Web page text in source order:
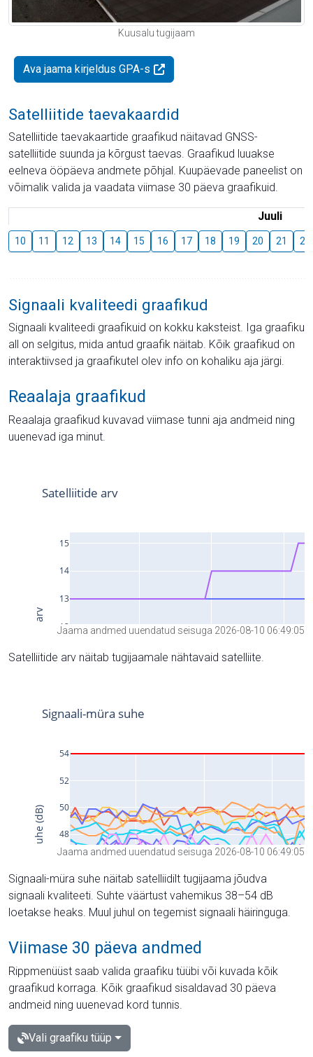
Kuusalu tugijaam
Ava jaama kirjeldus GPA-s
Satelliitide taevakaardid
Satelliitide taevakaartide graafikud näitavad GNSS-
satelliitide suunda ja kõrgust taevas. Graafikud luuakse
eelneva ööpäeva andmete põhjal. Kuupäevade paneelist on
võimalik valida ja vaadata viimase 30 päeva graafikuid.
Juuli
10 11 12 13 14 15 16 17 18 19 20 21 22
Signaali kvaliteedi graafikud
Signaali kvaliteedi graafikuid on kokku kaksteist. Iga graafiku
all on selgitus, mida antud graafik näitab. Kõik graafikud on
interaktiivsed ja graafikutel olev info on kohaliku aja järgi.
Reaalaja graafikud
Reaalaja graafikud kuvavad viimase tunni aja andmeid ning
uuenevad iga minut.
Jaama andmed uuendatud seisuga 2026-08-10 06:49:05
Satelliitide arv näitab tugijaamale nähtavaid satelliite.
Jaama andmed uuendatud seisuga 2026-08-10 06:49:05
Signaali-müra suhe näitab satelliidilt tugijaama jõudva
signaali kvaliteeti. Suhte väärtust vahemikus 38–54 dB
loetakse heaks. Muul juhul on tegemist signaali häiringuga.
Viimase 30 päeva andmed
Rippmenüüst saab valida graafiku tüübi või kuvada kõik
graafikud korraga. Kõik graafikud sisaldavad 30 päeva
andmeid ning uuenevad kord tunnis.
Vali graafiku tüüp